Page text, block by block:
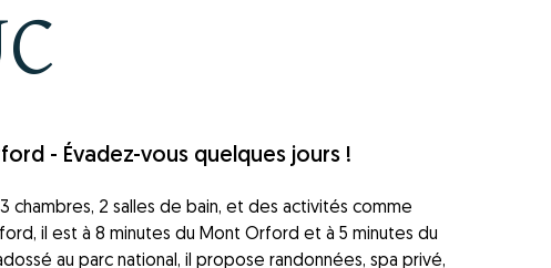
- Évadez-vous quelques jours !
chambres, 2 salles de bain, et des activités comme
il est à 8 minutes du Mont Orford et à 5 minutes du
au parc national, il propose randonnées, spa privé,